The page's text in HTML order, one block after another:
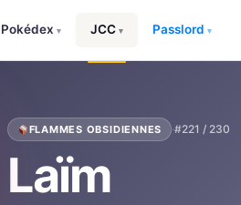
Pokédex ▾ JCC ▾ Passlord ▾
FLAMMES OBSIDIENNES ·#221 / 230
Laïm